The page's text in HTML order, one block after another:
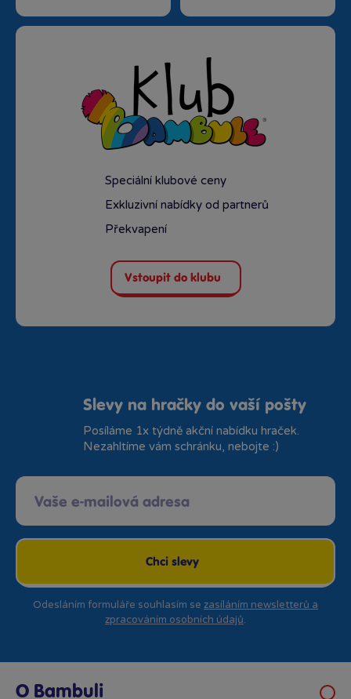
Speciální klubové ceny
Exkluzivní nabídky od partnerů
Překvapení
Vstoupit do klubu
Slevy na hračky do vaší pošty
Posíláme 1x týdně akční nabídku hraček.
Nezahltíme vám schránku, nebojte :)
Chci slevy
Odesláním formuláře souhlasím se zasíláním newsletterů a
zpracováním osobních údajů.
O Bambuli